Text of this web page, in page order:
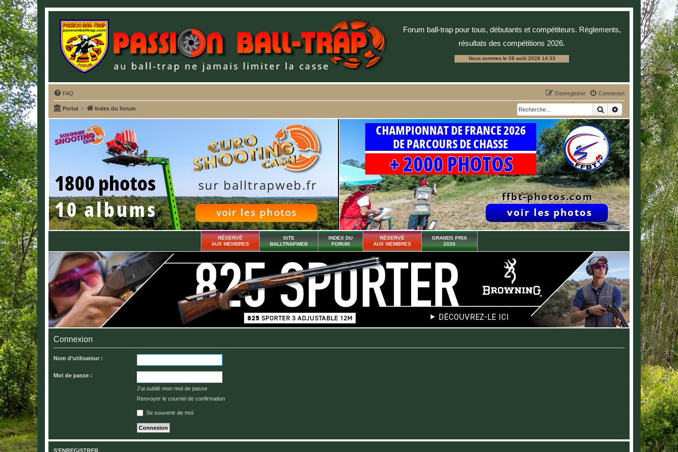
Forum ball-trap pour tous, débutants et compétiteurs. Règlements,
résultats des compétitions 2026.
Nous sommes le 08 août 2026 14:33
FAQ Connexion
S’enregistrer
Portal Index du forum RechercherRecherche avancée
RÉSERVÉ
AUX MEMBRES
SITE
BALLTRAPWEB
INDEX DU
FORUM
RÉSERVÉ
AUX MEMBRES
GRANDS PRIX
2026
Connexion
Nom d’utilisateur :
Mot de passe :
J’ai oublié mon mot de passe
Renvoyer le courriel de confirmation
Se souvenir de moi
S’ENREGISTRER